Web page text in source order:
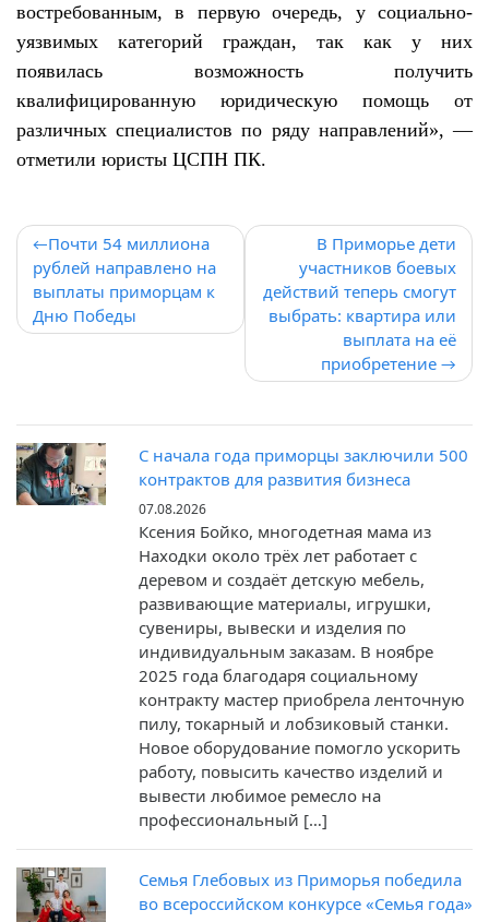
востребованным, в первую очередь, у социально-
уязвимых категорий граждан, так как у них
появилась возможность получить
квалифицированную юридическую помощь от
различных специалистов по ряду направлений», —
отметили юристы ЦСПН ПК.
Навигация
по
записям
Почти 54 миллиона
рублей направлено на
выплаты приморцам к
Дню Победы
В Приморье дети
участников боевых
действий теперь смогут
выбрать: квартира или
выплата на её
приобретение
С начала года приморцы заключили 500
контрактов для развития бизнеса
07.08.2026
Ксения Бойко, многодетная мама из
Находки около трёх лет работает с
деревом и создаёт детскую мебель,
развивающие материалы, игрушки,
сувениры, вывески и изделия по
индивидуальным заказам. В ноябре
2025 года благодаря социальному
контракту мастер приобрела ленточную
пилу, токарный и лобзиковый станки.
Новое оборудование помогло ускорить
работу, повысить качество изделий и
вывести любимое ремесло на
профессиональный […]
Семья Глебовых из Приморья победила
во всероссийском конкурсе «Семья года»